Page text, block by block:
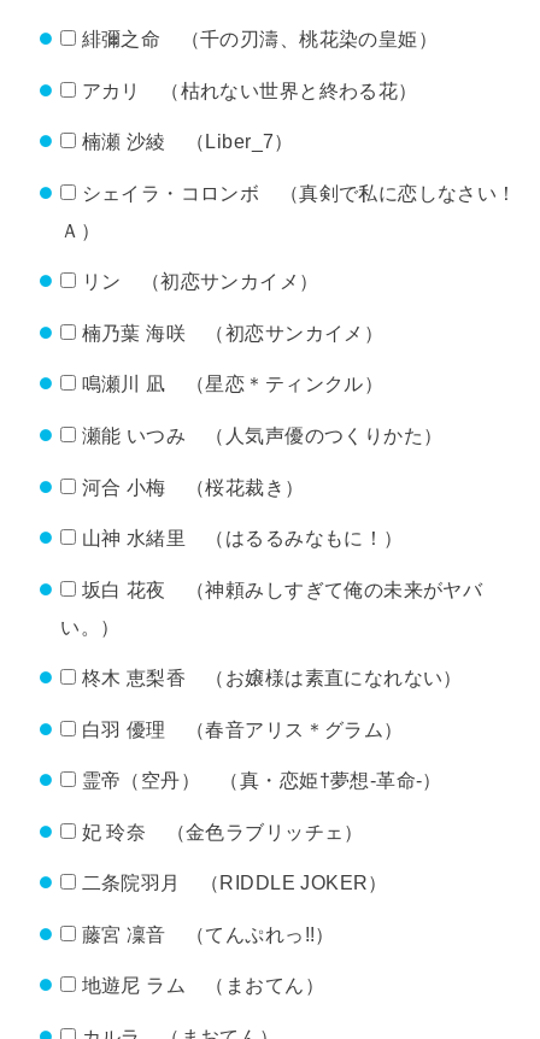
緋彌之命 （千の刃濤、桃花染の皇姫）
アカリ （枯れない世界と終わる花）
楠瀬 沙綾 （Liber_7）
シェイラ・コロンボ （真剣で私に恋しなさい！
Ａ）
リン （初恋サンカイメ）
楠乃葉 海咲 （初恋サンカイメ）
鳴瀬川 凪 （星恋＊ティンクル）
瀬能 いつみ （人気声優のつくりかた）
河合 小梅 （桜花裁き）
山神 水緒里 （はるるみなもに！）
坂白 花夜 （神頼みしすぎて俺の未来がヤバ
い。）
柊木 恵梨香 （お嬢様は素直になれない）
白羽 優理 （春音アリス＊グラム）
霊帝（空丹） （真・恋姫†夢想-革命-）
妃 玲奈 （金色ラブリッチェ）
二条院羽月 （RIDDLE JOKER）
藤宮 凜音 （てんぷれっ!!）
地遊尼 ラム （まおてん）